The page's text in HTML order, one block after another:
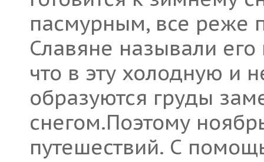
пасмурным, все реже
Славяне называли
что в эту холодную и
образуются груды
снегом.Поэтому
путешествий. С